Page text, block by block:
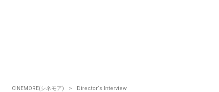
CINEMORE(シネモア)
Director‘s Interview